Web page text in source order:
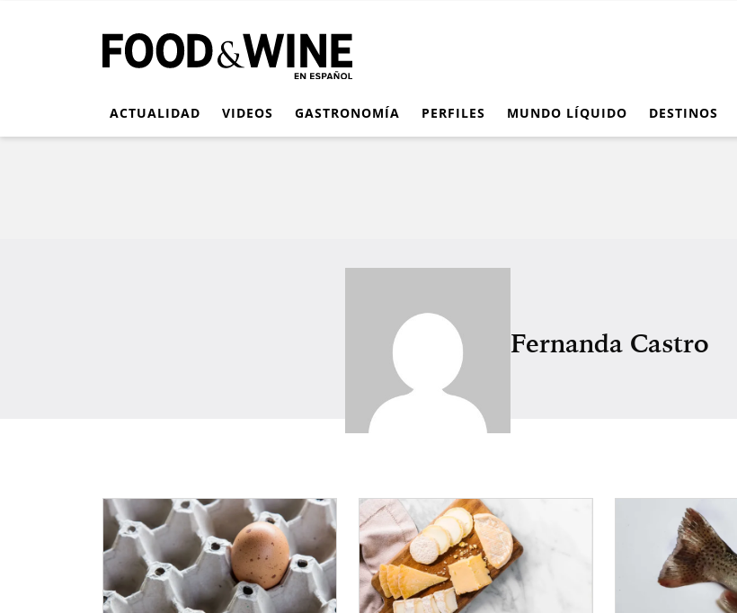
ACTUALIDAD VIDEOS GASTRONOMÍA PERFILES MUNDO LÍQUIDO DESTINOS
Fernanda Castro